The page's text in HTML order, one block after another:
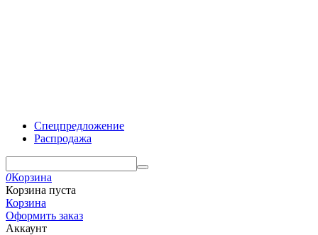
Спецпредложение
Распродажа
0Корзина
Корзина пуста
Корзина
Оформить заказ
Аккаунт